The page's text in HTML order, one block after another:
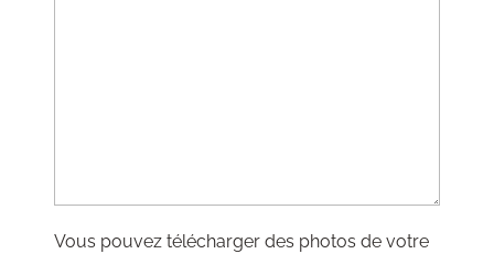
Vous pouvez télécharger des photos de votre